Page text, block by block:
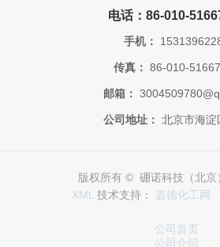
电话：86-010-
手机：
传真： 86-010-
邮箱：
公司地址： 北京市海淀
版权所有 © 硼诺科技（北京
XML 技术支持： 盖德化工网
公司首页
公司介绍